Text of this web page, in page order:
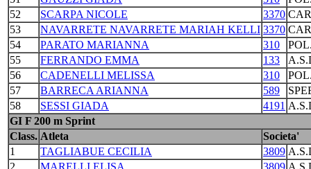
52
SCARPA NICOLE 3370
53
NAVARRETE NAVARRETE MARIAH KELLI 3370
54
PARATO MARIANNA 310
55
FERRANDO EMMA 133
56
CADENELLI MELISSA 310
57
BARRECA ARIANNA 589
58
SESSI GIADA 4191
GI F 200 m Sprint
Class. Atleta
Societa'
1
TAGLIABUE CECILIA 3809
2
MARELLI ELISA 3809